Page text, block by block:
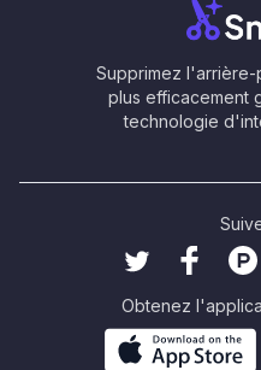
Supprimez l'arrière-
plus efficacement
technologie
Obtenez